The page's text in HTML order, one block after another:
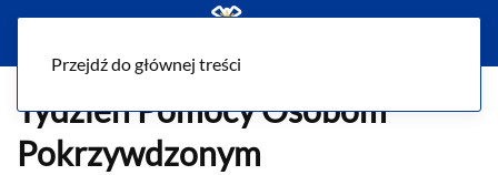
Przejdź do głównej treści
Tydzień Pomocy Osobom
Pokrzywdzonym